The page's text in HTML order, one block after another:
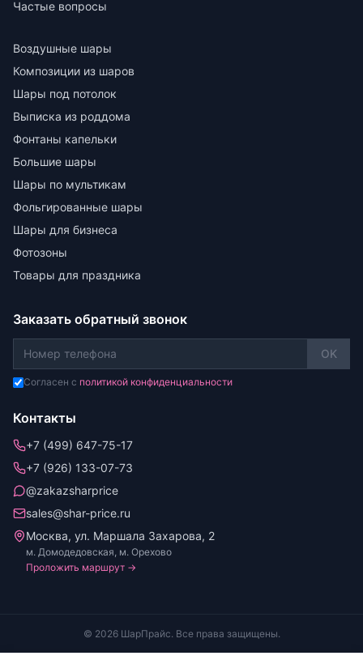
Частые вопросы
Воздушные шары
Композиции из шаров
Шары под потолок
Выписка из роддома
Фонтаны капельки
Большие шары
Шары по мультикам
Фольгированные шары
Шары для бизнеса
Фотозоны
Товары для праздника
Заказать обратный звонок
OK
Согласен с политикой конфиденциальности
Контакты
+7 (499) 647-75-17
+7 (926) 133-07-73
@zakazsharprice
sales@shar-price.ru
Москва, ул. Маршала Захарова, 2
м. Домодедовская, м. Орехово
Проложить маршрут →
© 2026 ШарПрайс. Все права защищены.